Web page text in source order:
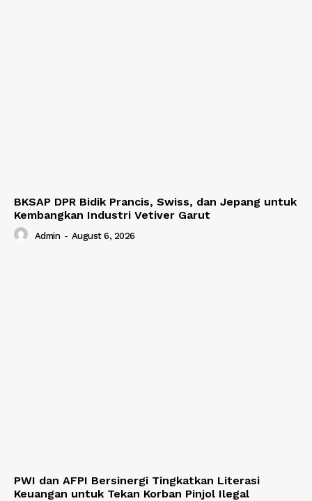
BKSAP DPR Bidik Prancis, Swiss, dan Jepang untuk
Kembangkan Industri Vetiver Garut
Admin - August 6, 2026
PWI dan AFPI Bersinergi Tingkatkan Literasi
Keuangan untuk Tekan Korban Pinjol Ilegal